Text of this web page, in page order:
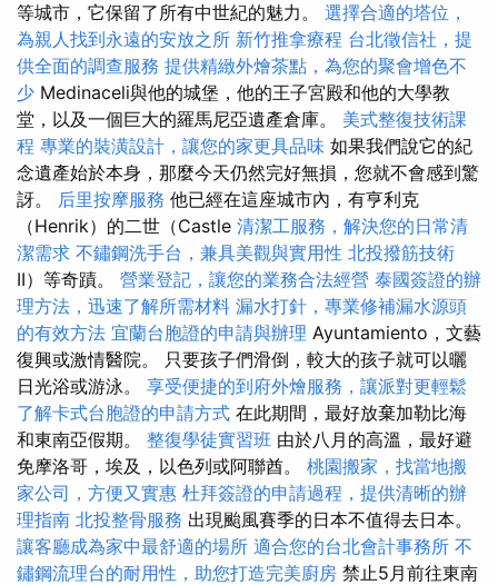
等城市，它保留了所有中世紀的魅力。 選擇合適的塔位，
為親人找到永遠的安放之所 新竹推拿療程 台北徵信社，提
供全面的調查服務 提供精緻外燴茶點，為您的聚會增色不
少 Medinaceli與他的城堡，他的王子宮殿和他的大學教
堂，以及一個巨大的羅馬尼亞遺產倉庫。 美式整復技術課
程 專業的裝潢設計，讓您的家更具品味 如果我們說它的紀
念遺產始於本身，那麼今天仍然完好無損，您就不會感到驚
訝。 后里按摩服務 他已經在這座城市內，有亨利克
（Henrik）的二世（Castle 清潔工服務，解決您的日常清
潔需求 不鏽鋼洗手台，兼具美觀與實用性 北投撥筋技術
II）等奇蹟。 營業登記，讓您的業務合法經營 泰國簽證的辦
理方法，迅速了解所需材料 漏水打針，專業修補漏水源頭
的有效方法 宜蘭台胞證的申請與辦理 Ayuntamiento，文藝
復興或激情醫院。 只要孩子們滑倒，較大的孩子就可以曬
日光浴或游泳。 享受便捷的到府外燴服務，讓派對更輕鬆
了解卡式台胞證的申請方式 在此期間，最好放棄加勒比海
和東南亞假期。 整復學徒實習班 由於八月的高溫，最好避
免摩洛哥，埃及，以色列或阿聯酋。 桃園搬家，找當地搬
家公司，方便又實惠 杜拜簽證的申請過程，提供清晰的辦
理指南 北投整骨服務 出現颱風賽季的日本不值得去日本。
讓客廳成為家中最舒適的場所 適合您的台北會計事務所 不
鏽鋼流理台的耐用性，助您打造完美廚房 禁止5月前往東南